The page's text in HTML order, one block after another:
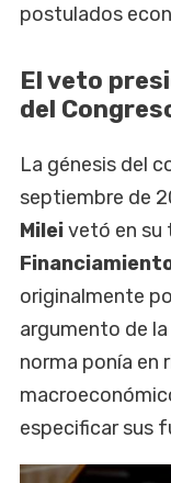
postulados
El veto
del
La génesis del
septiembre de
Mileivetó en su
originalmente
argumento de la
norma ponía en
especificar sus